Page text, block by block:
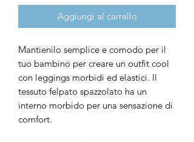
Aggiungi al carrello
Mantienilo semplice e comodo per il
tuo bambino per creare un outfit cool
con leggings morbidi ed elastici. Il
tessuto felpato spazzolato ha un
interno morbido per una sensazione di
comfort.